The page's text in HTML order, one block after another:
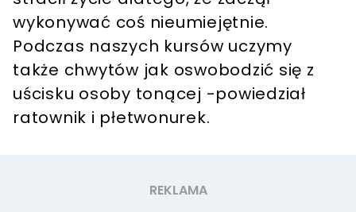
wykonywać coś nieumiejętnie.
Podczas naszych kursów uczymy
także chwytów jak oswobodzić się z
uścisku osoby tonącej -powiedział
ratownik i płetwonurek.